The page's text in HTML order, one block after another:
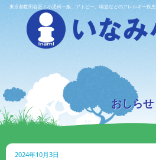
Skip東京都世田谷区｜小児科一般、アトピー、喘息などのアレルギー疾
おしらせ
2024年10月3日